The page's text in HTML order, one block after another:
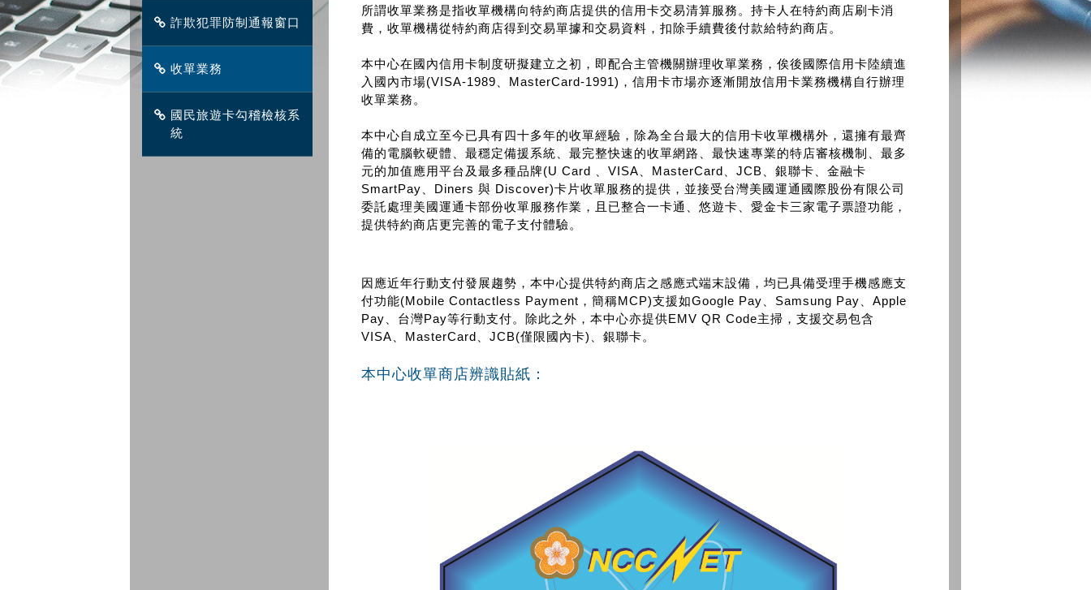
詐欺犯罪防制通報窗口
收單業務
國民旅遊卡勾稽檢核系
統
所謂收單業務是指收單機構向特約商店提供的信用卡交易清算服務。持卡人在特約商店刷卡消
費，收單機構從特約商店得到交易單據和交易資料，扣除手續費後付款給特約商店。
本中心在國內信用卡制度研擬建立之初，即配合主管機關辦理收單業務，俟後國際信用卡陸續進
入國內市場(VISA-1989、MasterCard-1991)，信用卡市場亦逐漸開放信用卡業務機構自行辦理
收單業務。
本中心自成立至今已具有四十多年的收單經驗，除為全台最大的信用卡收單機構外，還擁有最齊
備的電腦軟硬體、最穩定備援系統、最完整快速的收單網路、最快速專業的特店審核機制、最多
元的加值應用平台及最多種品牌(U Card 、VISA、MasterCard、JCB、銀聯卡、金融卡
SmartPay、Diners 與 Discover)卡片收單服務的提供，並接受台灣美國運通國際股份有限公司
委託處理美國運通卡部份收單服務作業，且已整合一卡通、悠遊卡、愛金卡三家電子票證功能，
提供特約商店更完善的電子支付體驗。
因應近年行動支付發展趨勢，本中心提供特約商店之感應式端末設備，均已具備受理手機感應支
付功能(Mobile Contactless Payment，簡稱MCP)支援如Google Pay、Samsung Pay、Apple
Pay、台灣Pay等行動支付。除此之外，本中心亦提供EMV QR Code主掃，支援交易包含
VISA、MasterCard、JCB(僅限國內卡)、銀聯卡。
本中心收單商店辨識貼紙：